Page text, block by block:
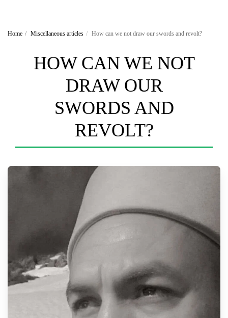
Home Miscellaneous articles How can we not draw our swords and revolt?
HOW CAN WE NOT
DRAW OUR
SWORDS AND
REVOLT?